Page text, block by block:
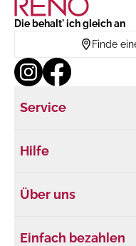
Die behalt' ich gleich an
Finde
Service
Hilfe
Über uns
Einfach bezahlen